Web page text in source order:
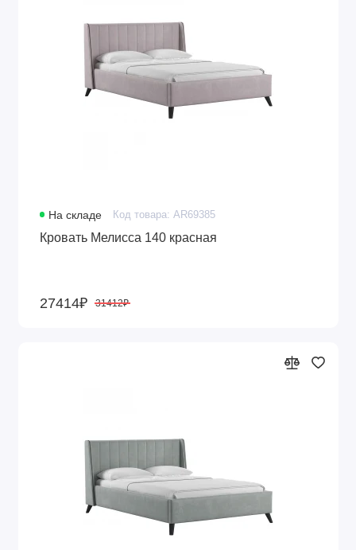
На складе Код товара: AR69385
Кровать Мелисса 140 красная
27414₽ 31412₽